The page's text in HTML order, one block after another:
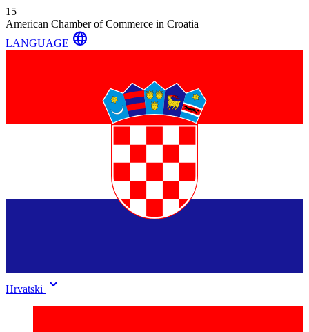
15
American Chamber of Commerce in Croatia
LANGUAGE language
Hrvatski keyboard_arrow_down